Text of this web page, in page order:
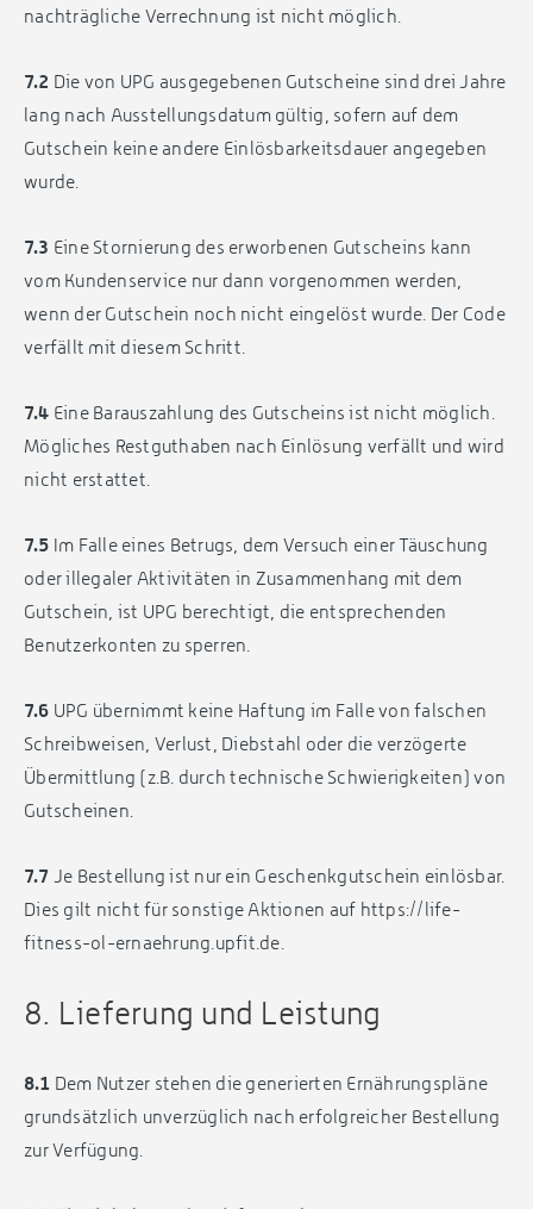
nachträgliche Verrechnung ist nicht möglich.
7.2 Die von UPG ausgegebenen Gutscheine sind drei Jahre
lang nach Ausstellungsdatum gültig, sofern auf dem
Gutschein keine andere Einlösbarkeitsdauer angegeben
wurde.
7.3 Eine Stornierung des erworbenen Gutscheins kann
vom Kundenservice nur dann vorgenommen werden,
wenn der Gutschein noch nicht eingelöst wurde. Der Code
verfällt mit diesem Schritt.
7.4 Eine Barauszahlung des Gutscheins ist nicht möglich.
Mögliches Restguthaben nach Einlösung verfällt und wird
nicht erstattet.
7.5 Im Falle eines Betrugs, dem Versuch einer Täuschung
oder illegaler Aktivitäten in Zusammenhang mit dem
Gutschein, ist UPG berechtigt, die entsprechenden
Benutzerkonten zu sperren.
7.6 UPG übernimmt keine Haftung im Falle von falschen
Schreibweisen, Verlust, Diebstahl oder die verzögerte
Übermittlung (z.B. durch technische Schwierigkeiten) von
Gutscheinen.
7.7 Je Bestellung ist nur ein Geschenkgutschein einlösbar.
Dies gilt nicht für sonstige Aktionen auf https://life-
fitness-ol-ernaehrung.upfit.de.
8. Lieferung und Leistung
8.1 Dem Nutzer stehen die generierten Ernährungspläne
grundsätzlich unverzüglich nach erfolgreicher Bestellung
zur Verfügung.